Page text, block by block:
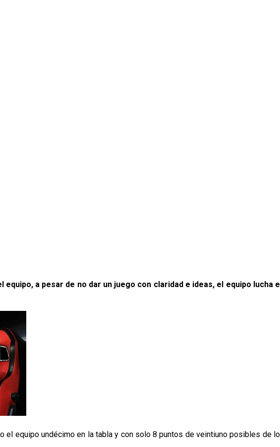
con ilusión
a pesar de no dar un juego con claridad e ideas, el equipo lucha e
el equipo undécimo en la tabla y con solo 8 puntos de veintiuno posibles de lo